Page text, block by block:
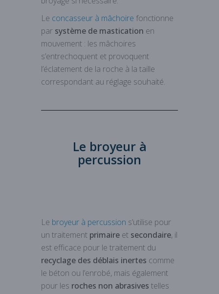
Le concasseur à mâchoire fonctionne
par système de mastication en
mouvement : les mâchoires
s’entrechoquent et provoquent
l’éclatement de la roche à la taille
correspondant au réglage souhaité.
Le broyeur à
percussion
Le broyeur à percussion s’utilise pour
un traitement primaire et secondaire, il
est efficace pour le traitement du
recyclage des déblais inertes comme
le béton ou l’enrobé, mais également
pour les roches non abrasives telles